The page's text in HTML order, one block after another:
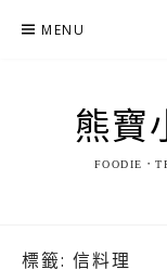
MENU
熊寶
FOODIE．
標籤: 信料理